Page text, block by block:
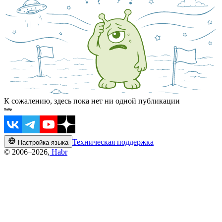
К сожалению, здесь пока нет ни одной публикации
Настройка языка Техническая поддержка
© 2006–2026, Habr